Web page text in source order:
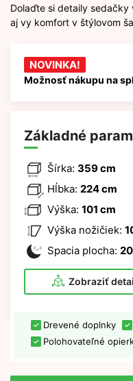
Dolaďte si detaily
aj vy komfort v štýlovom
NOVINKA!
Možnosť nákupu na
Základné
Šírka: 359 cm
Hĺbka: 224 cm
Výška: 101 cm
Výška nožičiek:
Spacia plocha:
Zobraziť
Drevené doplnky
Polohovateľné